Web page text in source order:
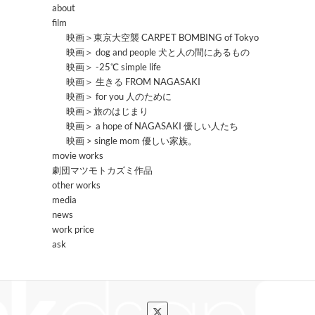
about
film
映画＞東京大空襲 CARPET BOMBING of Tokyo
映画＞ dog and people 犬と人の間にあるもの
映画＞ -25℃ simple life
映画＞ 生きる FROM NAGASAKI
映画＞ for you 人のために
映画＞旅のはじまり
映画＞ a hope of NAGASAKI 優しい人たち
映画 > single mom 優しい家族。
movie works
劇団マツモトカズミ作品
other works
media
news
work price
ask